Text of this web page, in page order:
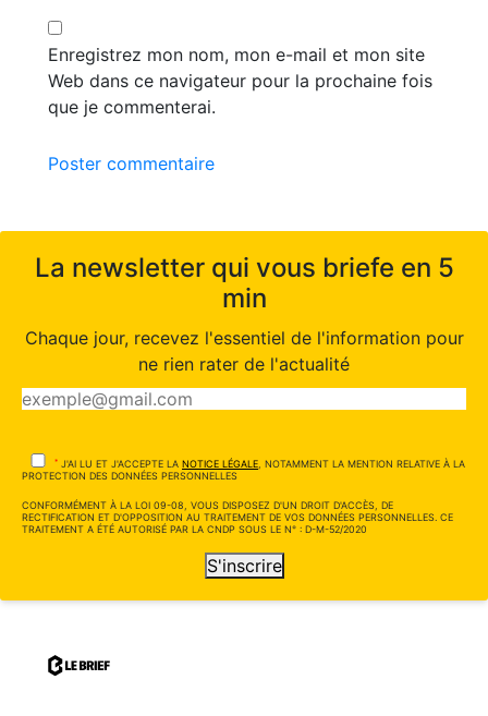
Enregistrez mon nom, mon e-mail et mon site
Web dans ce navigateur pour la prochaine fois
que je commenterai.
Poster commentaire
La newsletter qui vous briefe en 5
min
Chaque jour, recevez l'essentiel de l'information pour
ne rien rater de l'actualité
* J'AI LU ET J'ACCEPTE LA NOTICE LÉGALE, NOTAMMENT LA MENTION RELATIVE À LA
PROTECTION DES DONNÉES PERSONNELLES
CONFORMÉMENT À LA LOI 09-08, VOUS DISPOSEZ D'UN DROIT D'ACCÈS, DE
RECTIFICATION ET D'OPPOSITION AU TRAITEMENT DE VOS DONNÉES PERSONNELLES. CE
TRAITEMENT A ÉTÉ AUTORISÉ PAR LA CNDP SOUS LE N° : D-M-52/2020
S'inscrire